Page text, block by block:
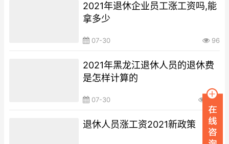
2021年退休企业员工涨工资吗,能
拿多少
07-30 96
2021年黑龙江退休人员的退休费
是怎样计算的
07-30 250
退休人员涨工资2021新政策